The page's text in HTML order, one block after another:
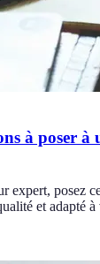
à poser à
expert, posez
et adapté à